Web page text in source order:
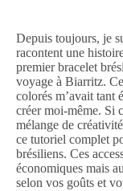
Depuis toujours, je
racontent une
premier bracelet
voyage à Biarritz.
colorés m’avait tant
créer moi-même. Si
mélange de
ce tutoriel complet
brésiliens. Ces
économiques mais
selon vos goûts et